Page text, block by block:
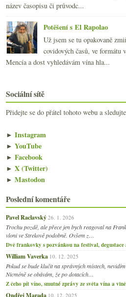
název časopisu či průvodc...
Potěšení s El Rapolao
Už jsem se tu opakovaně
covidových časů, ve
Mencía a dost vyhledávám vína hla...
Sociální sítě
Přidejte se do přátel tohoto webu a
► Instagram
► YouTube
► Facebook
► X (Twitter)
► Mastodon
Poslední komentáře
Pavel Raclavský 26. 1. 2026
Trochu pozdě, ale přece jen bych reagoval na
vloni ve Strekově podobně. Ovšem z…
Dvě frankovky s pozvánkou na festival,
William Vaverka 10. 12. 2025
Pokud se bude klučit na správných místech,
Nicméně se obávám, že po dotacích…
Z čeho pít víno, smutné zprávy ze světa vína a
Ondřej Marada 10. 12. 2025